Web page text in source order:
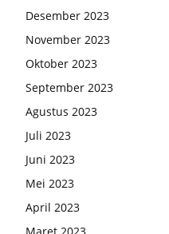
Desember 2023
November 2023
Oktober 2023
September 2023
Agustus 2023
Juli 2023
Juni 2023
Mei 2023
April 2023